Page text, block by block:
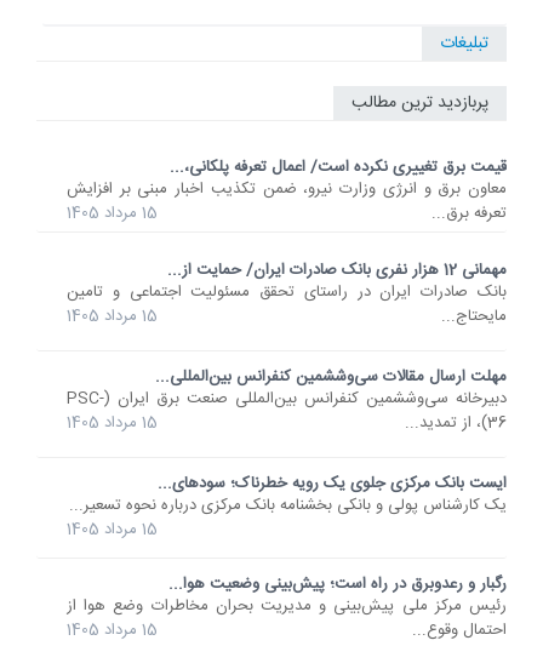
تبلیغات
پربازدید ترین مطالب
قیمت برق تغییری نکرده است/ اعمال تعرفه پلکانی،...
معاون برق و انرژی وزارت نیرو، ضمن تکذیب اخبار مبنی بر افزایش
تعرفه برق...
15 مرداد 1405
مهمانی 12 هزار نفری بانک صادرات ایران/ حمایت از...
​بانک صادرات ایران در راستای تحقق مسئولیت اجتماعی و تامین
مایحتاج...
15 مرداد 1405
مهلت ارسال مقالات سی‌وششمین کنفرانس بین‌المللی...
دبیرخانه سی‌وششمین کنفرانس بین‌المللی صنعت برق ایران (PSC-
36)، از تمدید...
15 مرداد 1405
ایست بانک مرکزی جلوی یک رویه خطرناک؛ سودهای...
یک کارشناس پولی و بانکی بخشنامه بانک مرکزی درباره نحوه تسعیر...
15 مرداد 1405
رگبار و رعدوبرق در راه است؛ پیش‌بینی وضعیت هوا...
رئیس مرکز ملی پیش‌بینی و مدیریت بحران مخاطرات وضع هوا از
احتمال وقوع...
15 مرداد 1405